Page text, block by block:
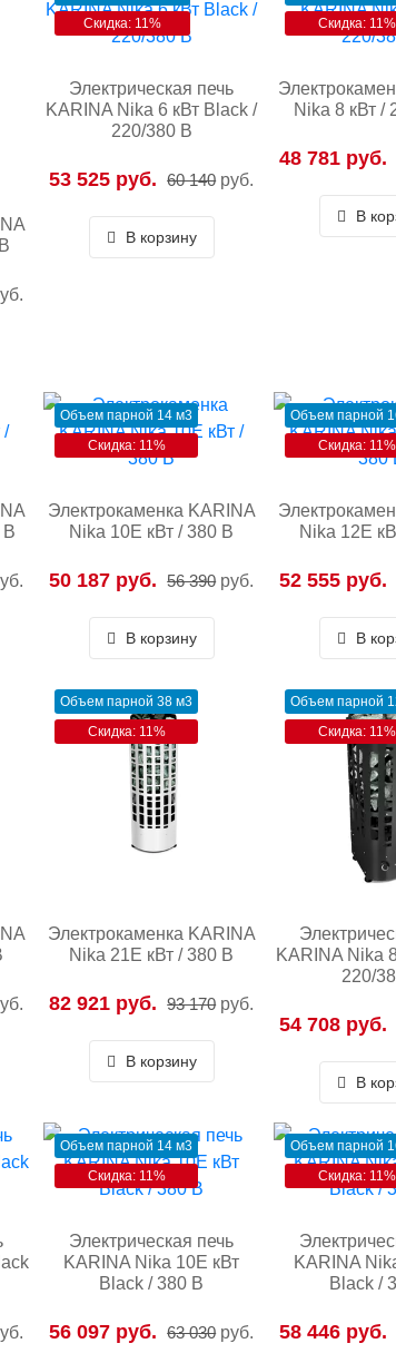
Скидка: 11%
Электрическая печь
KARINA Nika 6 кВт Black /
220/380 В
53 525 руб. 60 140 руб.
В корзину
Скидка: 11%
Nika 8 кВт /
48 781 руб.
В
В
Объем парной 14 м3
Скидка: 11%
Электрокаменка KARINA
Nika 10E кВт / 380 В
50 187 руб. 56 390 руб.
В корзину
Объем парной
Скидка: 11%
Nika 12E
52 555 руб.
В
Объем парной 38 м3
Скидка: 11%
Электрокаменка KARINA
Nika 21E кВт / 380 В
82 921 руб. 93 170 руб.
В корзину
Объем парной
Скидка: 11%
KARINA Nika
220/
54 708 руб.
В
Объем парной 14 м3
Скидка: 11%
Электрическая печь
KARINA Nika 10E кВт
Black / 380 В
56 097 руб. 63 030 руб.
Объем парной
Скидка: 11%
KARINA
Black /
58 446 руб.